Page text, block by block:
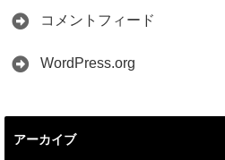
コメントフィード
WordPress.org
アーカイブ